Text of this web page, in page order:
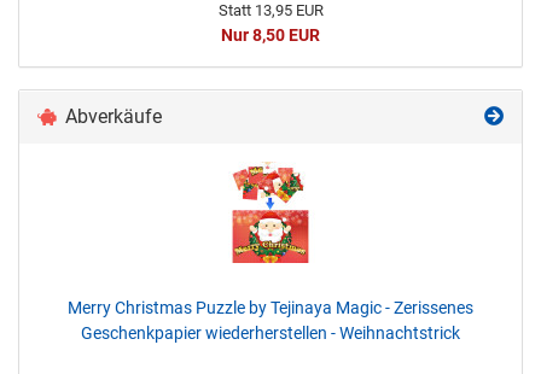
Statt 13,95 EUR
Nur 8,50 EUR
Abverkäufe
Merry Christmas Puzzle by Tejinaya Magic - Zerissenes
Geschenkpapier wiederherstellen - Weihnachtstrick